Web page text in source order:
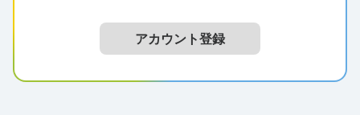
アカウント登録